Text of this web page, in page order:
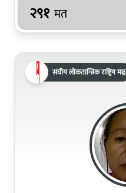
२९१ मत
संघीय लोकतान्त्रिक राष्ट्रिय मञ्च